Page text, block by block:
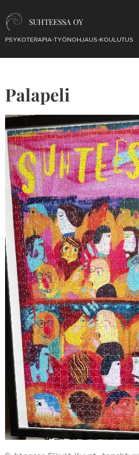
SUHTEESSA OY
PSYKOTERAPIA-TYÖNOHJAUS-KOULUTUS
Palapeli